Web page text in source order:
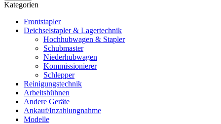
Kategorien
Frontstapler
Deichselstapler & Lagertechnik
Hochhubwagen & Stapler
Schubmaster
Niederhubwagen
Kommissionierer
Schlepper
Reinigungstechnik
Arbeitsbühnen
Andere Geräte
Ankauf/Inzahlungnahme
Modelle